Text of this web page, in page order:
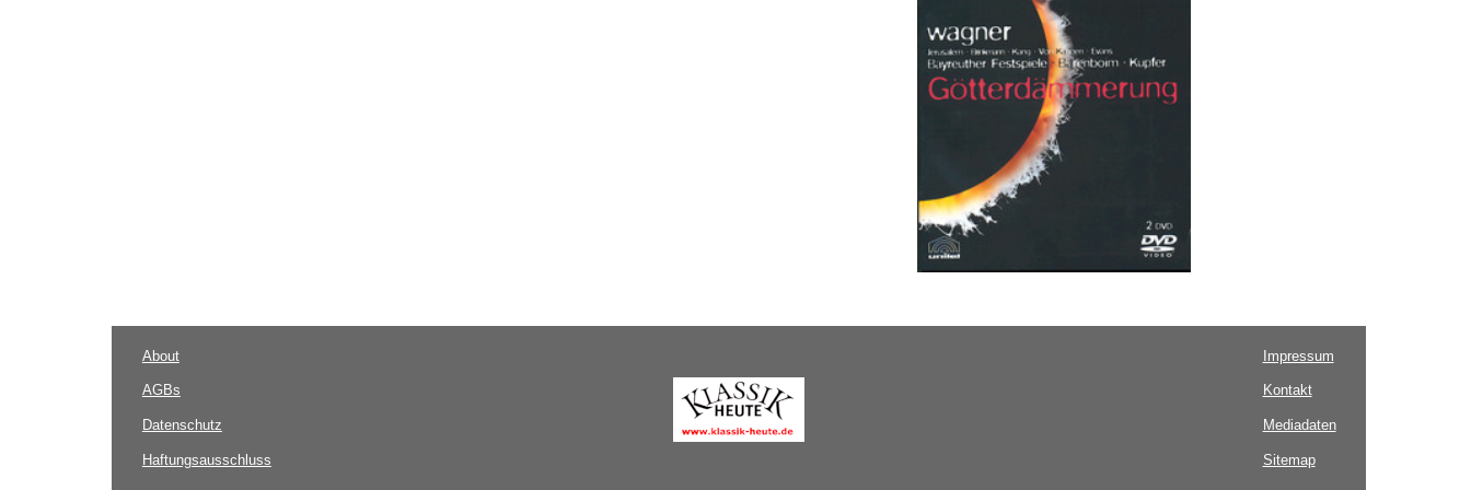
About
AGBs
Datenschutz
Haftungsausschluss
Impressum
Kontakt
Mediadaten
Sitemap